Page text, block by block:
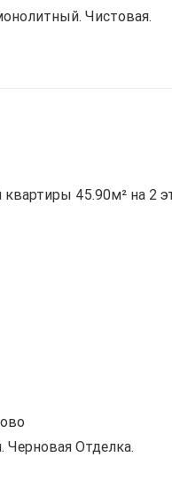
Чистовая.
Отделка.